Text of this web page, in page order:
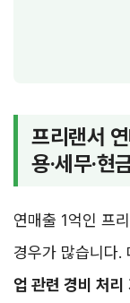
프리랜서
용·세무·현
연매출 1억인 프
경우가 많습니다.
업 관련 경비 처